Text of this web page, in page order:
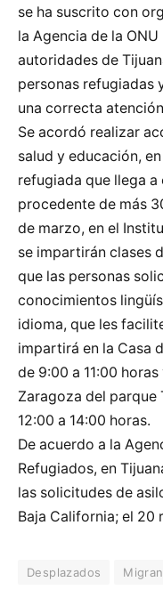
se ha suscrito con
la Agencia de la
autoridades de
personas refugiadas
una correcta
Se acordó realizar
salud y educación,
refugiada que llega
procedente de más
de marzo, en el
se impartirán clases
que las personas
conocimientos
idioma, que les
impartirá en la Casa
de 9:00 a 11:00
Zaragoza del parque
12:00 a 14:00 horas.
De acuerdo a la
Refugiados, en
las solicitudes de
Baja California; el 20
Desplazados